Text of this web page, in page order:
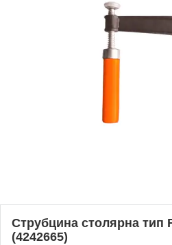
Струбцина столярна тип
(4242665)